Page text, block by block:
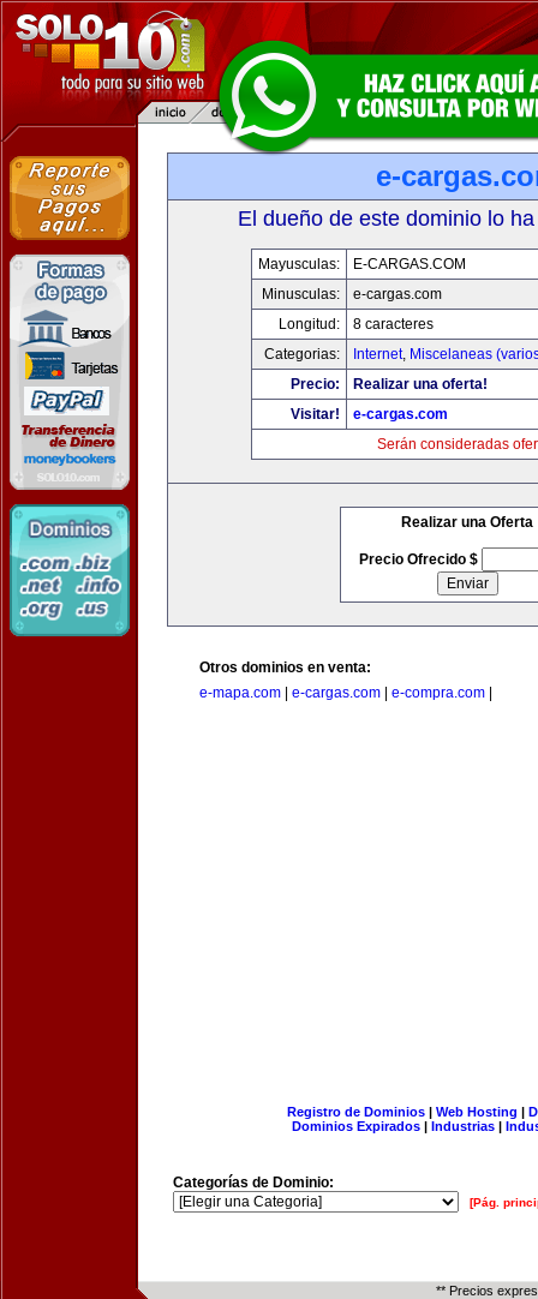
e-
El dueño de este dominio lo
Mayusculas:
E-CARGAS.COM
Minusculas:
e-cargas.com
Longitud:
8 caracteres
Categorias:
Internet, Miscelaneas
Precio:
Realizar una oferta!
Visitar!
e-cargas.com
Serán consideradas
Realizar una Oferta
Precio Ofrecido $
Otros dominios en venta:
e-mapa.com
e-cargas.com e-compra.com
Registro de Dominios| Web Hosting |
Dominios Expirados | Industrias |
Categorías de Dominio:
[Pág.
** Precios